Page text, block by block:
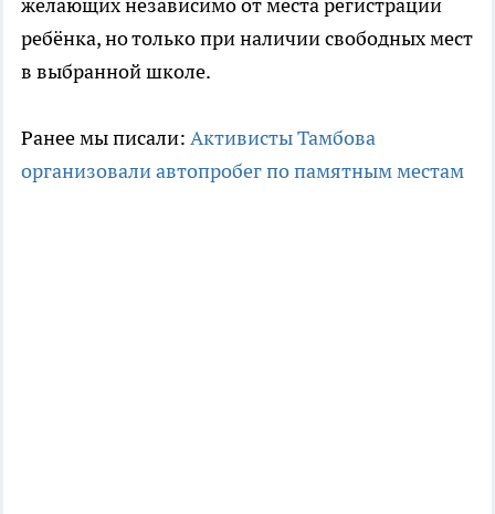
ребёнка, но только при наличии свободных мест
в выбранной школе.
Ранее мы писали: Активисты Тамбова
организовали автопробег по памятным местам